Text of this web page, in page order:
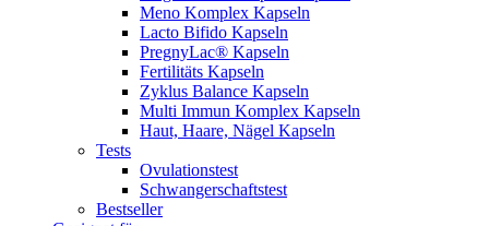
Meno Komplex Kapseln
Lacto Bifido Kapseln
PregnyLac® Kapseln
Fertilitäts Kapseln
Zyklus Balance Kapseln
Multi Immun Komplex Kapseln
Haut, Haare, Nägel Kapseln
Tests
Ovulationstest
Schwangerschaftstest
Bestseller